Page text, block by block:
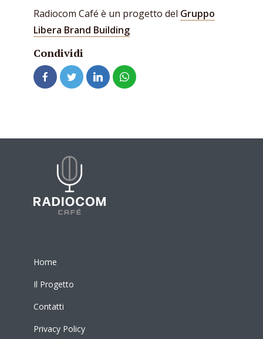
Radiocom Café è un progetto del Gruppo
Libera Brand Building
Condividi
Home
Il Progetto
Contatti
Privacy Policy